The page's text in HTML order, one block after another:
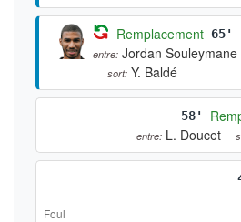
Remplacement 65'
entre: Jordan Souleymane
sort: Y. Baldé
58'
entre: L. Doucet
Foul